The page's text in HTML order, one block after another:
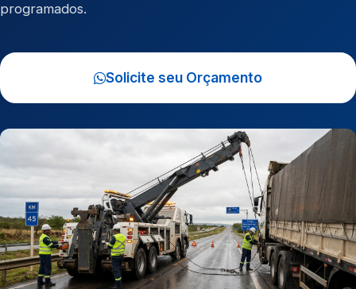
programados.
Solicite seu Orçamento